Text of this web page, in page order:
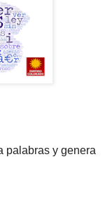
palabras y genera